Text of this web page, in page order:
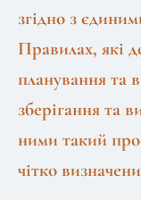
згідно з
Правилах, які
планування та
зберігання та
ними такий
чітко